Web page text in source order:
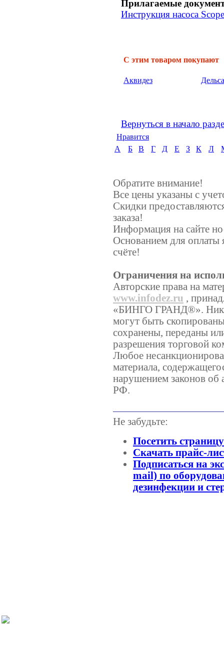
Прилагаемые
Инструкция насоса
С этим товаром покупают
Аквидез
Вернуться в начало
Нравится
А
Б В Г Д Е З К Л
Обратите внимание!
Все цены указаны с
Скидки
заказа!
Информация на сайте
Основанием для оплаты
счёте!
Ограничения на
Авторские права на
www.infodez.ru ,
«БИНГО ГРАНД®».
могут быть
сохранены, переданы
разрешения торговой
Любое
материала,
нарушением законов об
РФ.
Не забудьте:
Посетить
Скачать прайс-
Подписаться на
mail) по
дезинфекции и